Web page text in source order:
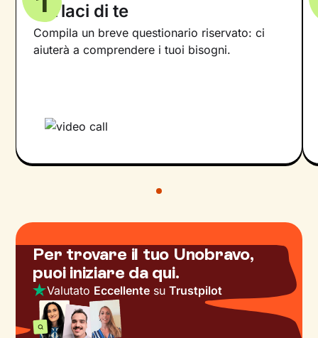
Parlaci di te
Compila un breve questionario riservato: ci
aiuterà a comprendere i tuoi bisogni.
Per trovare il tuo Unobravo,
puoi iniziare da qui.
Valutato Eccellente suTrustpilot